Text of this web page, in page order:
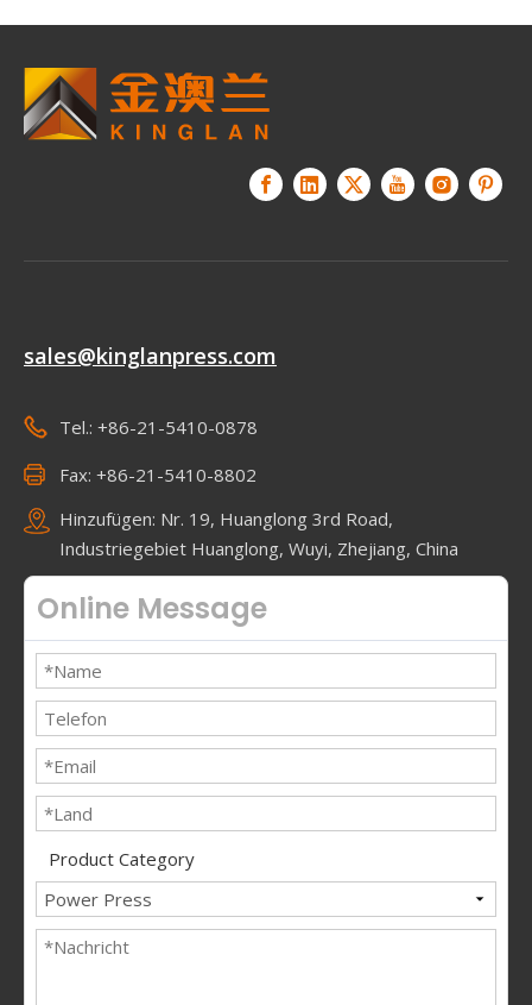
sales@kinglanpress.com
Tel.: +86-21-5410-0878
Fax: +86-21-5410-8802
Hinzufügen: Nr. 19, Huanglong 3rd Road,
Industriegebiet Huanglong, Wuyi, Zhejiang, China
Online Message
Product Category